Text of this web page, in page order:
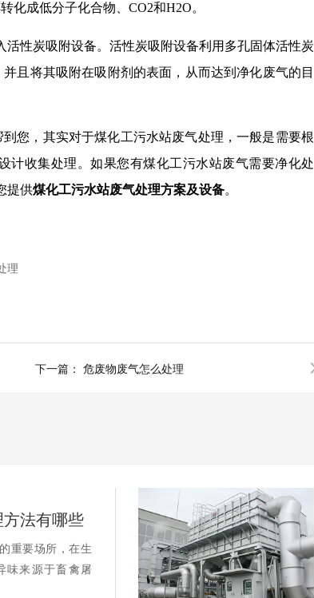
化成低分子化合物、CO2和H2O。
性炭吸附设备。活性炭吸附设备利用多孔固体活性炭
且将其吸附在吸附剂的表面，从而达到净化废气的目
您，其实对于煤化工污水站废气处理，一般是需要根
计收集处理。如果您有煤化工污水站废气需要净化处
提供煤化工污水站废气处理方案及设备。
理
下一篇： 危废物废气怎么处理
法有哪些
重要场所，在生
味来源于畜禽屠